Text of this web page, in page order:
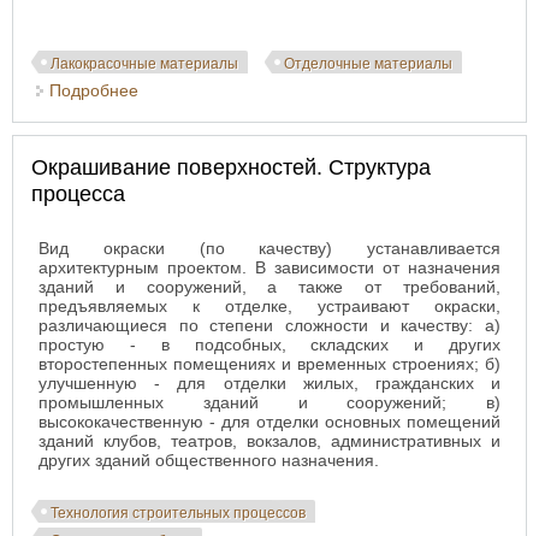
Лакокрасочные материалы Отделочные материалы
Подробнее
Окрашивание поверхностей. Структура
процесса
Вид окраски (по качеству) устанавливается
архитектурным проектом. В зависимости от назначения
зданий и сооружений, а также от требований,
предъявляемых к отделке, устраивают окраски,
различающиеся по степени сложности и качеству: а)
простую - в подсобных, складских и других
второстепенных помещениях и временных строениях; б)
улучшенную - для отделки жилых, гражданских и
промышленных зданий и сооружений; в)
высококачественную - для отделки основных помещений
зданий клубов, театров, вокзалов, административных и
других зданий общественного назначения.
Технология строительных процессов